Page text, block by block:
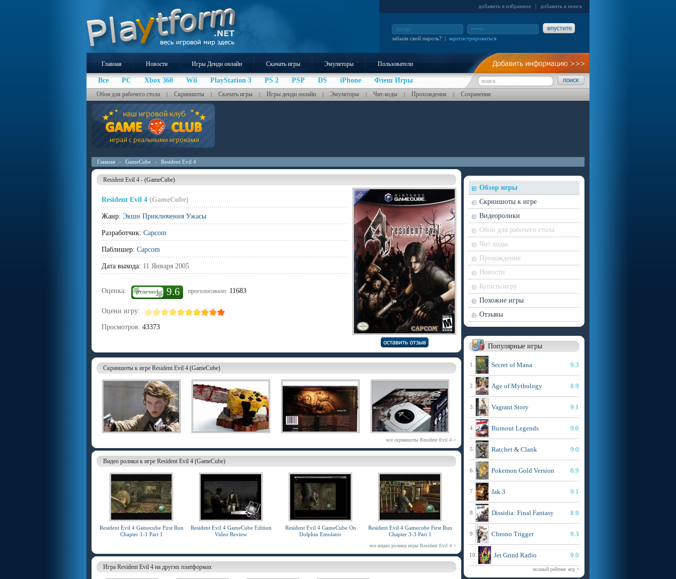
добавить в избранное | добавить в поиск
забыли свой пароль? | зарегистрироваться
Главная Новости Игры Денди онлайн Скачать игры Эмуляторы Пользователи
Все PC Xbox 360 Wii PlayStation 3 PS 2 PSP DS iPhone Флеш Игры
Обои для рабочего стола | Скриншоты | Скачать игры | Игры денди онлайн | Эмуляторы | Чит-коды | Прохождения | Сохранения
Главная - GameCube - Resident Evil 4
Resident Evil 4 - (GameCube)
Resident Evil 4 (GameCube)
Жанр: Экшн Приключения Ужасы
Разработчик: Capcom
Паблишер: Capcom
Дата выхода: 11 Января 2005
Оценка: отлично! 9.6 проголосовало: 11683
Оцени игру:
Просмотров: 43373
Скриншоты к игре Resident Evil 4 (GameCube)
все скриншоты Resident Evil 4 >
Видео ролики к игре Resident Evil 4 (GameCube)
Resident Evil 4 Gamecube First Run
Chapter 1-1 Part 1
Resident Evil 4 GameCube Edition
Video Review
Resident Evil 4 GameCube On
Dolphin Emulator
Resident Evil 4 Gamecube First Run
Chapter 3-3 Part 1
все видео ролики игры Resident Evil 4 >
Игра Resident Evil 4 на других платформах
Обзор игры
Скриншоты к игре
Видеоролики
Обои для рабочего стола
Чит коды
Прохождение
Новости
Купить игру
Похожие игры
Отзывы
Популярные игры
1. Secret of Mana 9.3
2. Age of Mythology 8.9
3. Vagrant Story 9.1
4. Burnout Legends 9.0
5. Ratchet & Clank 9.0
6. Pokemon Gold Version 8.9
7. Jak 3 9.1
8. Dissidia: Final Fantasy 8.9
9. Chrono Trigger 9.3
10. Jet Grind Radio 9.0
полный рейтинг игр >